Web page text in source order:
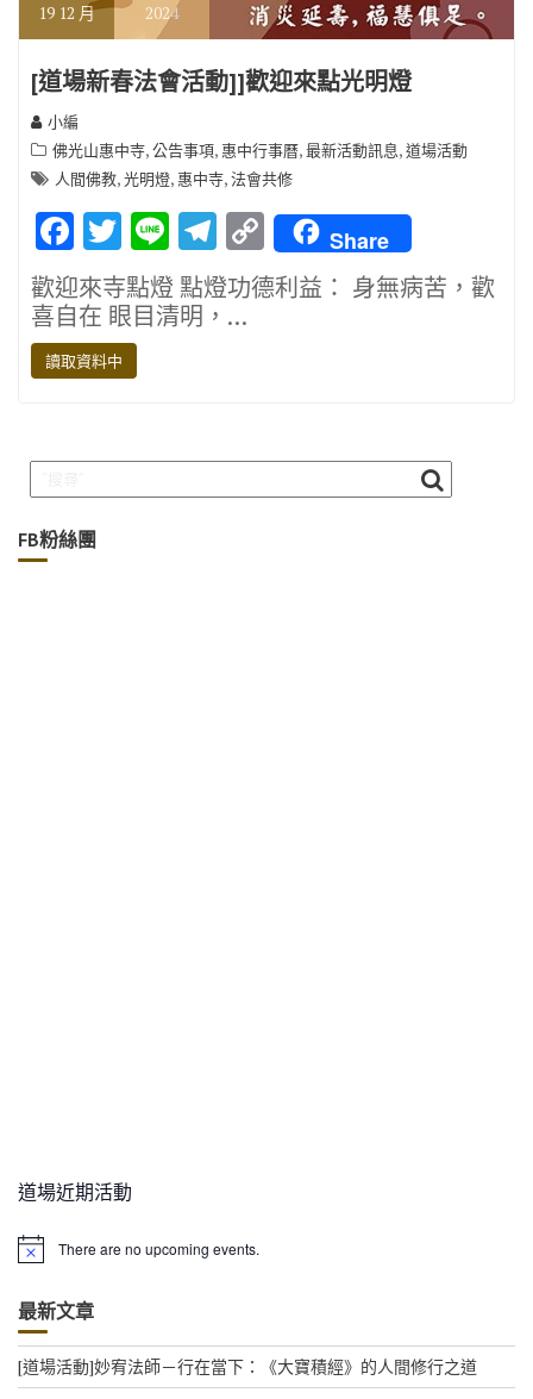
19 12 月 2024
[道場新春法會活動]]歡迎來點光明燈
小編
佛光山惠中寺,公告事項, 惠中行事曆,最新活動訊息,道場活動
人間佛教,光明燈, 惠中寺,法會共修
F
ac
e
b
o
k
T
w
it
te
r
Li
n
e
T
el
e
C
o
p
k
Share
歡迎來寺點燈 點燈功德利益： 身無病苦，歡
喜自在 眼目清明，…
讀取資料中
FB粉絲團
道場近期活動
N
i
c
e
There are no upcoming events.
最新文章
[道場活動]妙宥法師－行在當下：《大寶積經》的人間修行之道